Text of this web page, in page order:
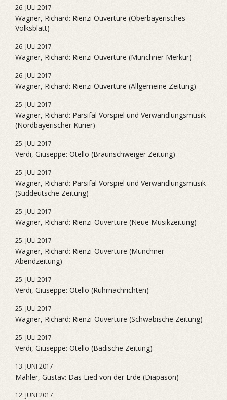
26. JULI 2017
Wagner, Richard: Rienzi Ouverture (Oberbayerisches
Volksblatt)
26. JULI 2017
Wagner, Richard: Rienzi Ouverture (Münchner Merkur)
26. JULI 2017
Wagner, Richard: Rienzi Ouverture (Allgemeine Zeitung)
25. JULI 2017
Wagner, Richard: Parsifal Vorspiel und Verwandlungsmusik
(Nordbayerischer Kurier)
25. JULI 2017
Verdi, Giuseppe: Otello (Braunschweiger Zeitung)
25. JULI 2017
Wagner, Richard: Parsifal Vorspiel und Verwandlungsmusik
(Süddeutsche Zeitung)
25. JULI 2017
Wagner, Richard: Rienzi-Ouverture (Neue Musikzeitung)
25. JULI 2017
Wagner, Richard: Rienzi-Ouverture (Münchner
Abendzeitung)
25. JULI 2017
Verdi, Giuseppe: Otello (Ruhrnachrichten)
25. JULI 2017
Wagner, Richard: Rienzi-Ouverture (Schwäbische Zeitung)
25. JULI 2017
Verdi, Giuseppe: Otello (Badische Zeitung)
13. JUNI 2017
Mahler, Gustav: Das Lied von der Erde (Diapason)
12. JUNI 2017